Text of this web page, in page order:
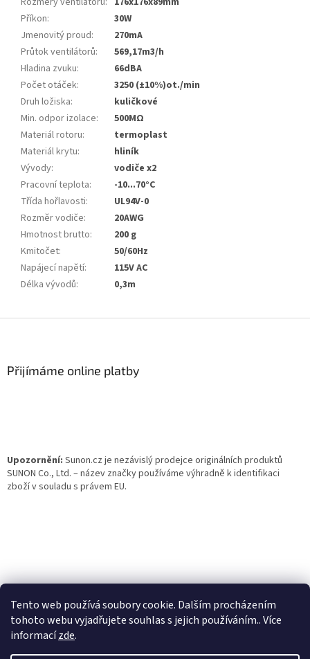
Tento web používá soubory cookie. Dalším procházením
tohoto webu vyjadřujete souhlas s jejich používáním.. Více
informacízde.
Příkon:
30W
Jmenovitý proud:
270mA
Průtok ventilátorů:
569,17m3/h
Hladina zvuku:
66dBA
Počet otáček:
3250 (±10%)ot./min
Druh ložiska:
kuličkové
Min. odpor izolace:
500MΩ
Materiál rotoru:
termoplast
Materiál krytu:
hliník
Vývody:
vodiče x2
Pracovní teplota:
-10...70°C
Třída hořlavosti:
UL94V-0
Rozměr vodiče:
20AWG
Hmotnost brutto:
200 g
Kmitočet:
50/60Hz
Napájecí napětí:
115V AC
Délka vývodů: 0,3m
Přijímáme online platby
Upozornění: Sunon.cz je nezávislý prodejce originálních produktů
SUNON Co., Ltd. – název značky používáme výhradně k identifikaci
zboží v souladu s právem EU.